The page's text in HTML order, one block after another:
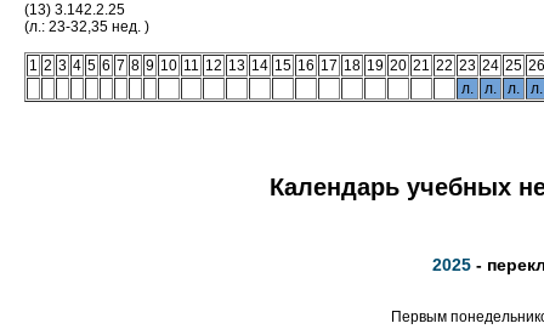
(13) 3.142.2.25
(л.: 23-32,35 нед. )
1 2 3 4 5 6 7 8 9 10 11 12 13 14 15 16 17 18 19 20 21 22 23 24 25 26
л.
л. л. л.
Календарь учебных
2025 -
Первым